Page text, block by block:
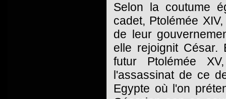
Selon la coutume
cadet, Ptolémée
de leur
elle rejoignit César.
futur Ptolémée
l'assassinat de ce
Egypte où l'on